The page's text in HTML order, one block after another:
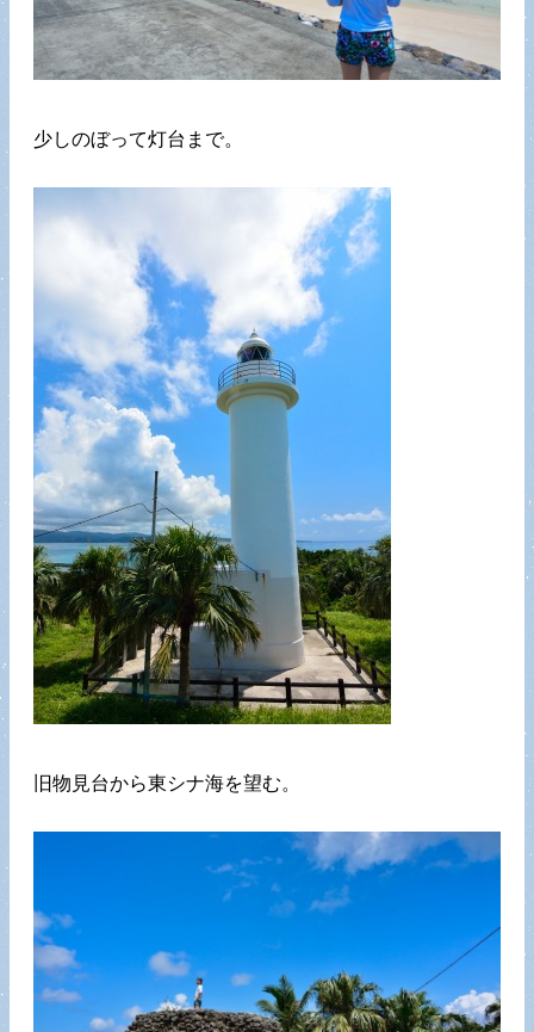
少しのぼって灯台まで。
旧物見台から東シナ海を望む。